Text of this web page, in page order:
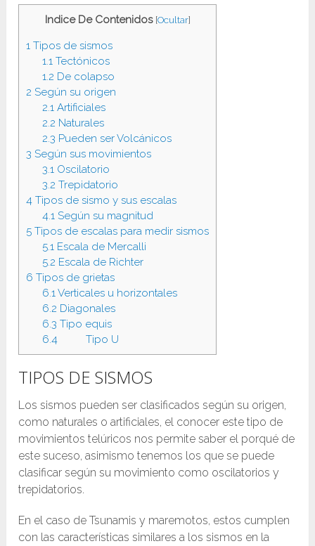
Indice De Contenidos [Ocultar]
1 Tipos de sismos
1.1Tectónicos
1.2 De colapso
2 Según su origen
2.1Artificiales
2.2 Naturales
2.3 Pueden ser Volcánicos
3 Según sus movimientos
3.1Oscilatorio
3.2 Trepidatorio
4 Tipos de sismo y sus escalas
4.1Según su magnitud
5 Tipos de escalas para medir sismos
5.1Escala de Mercalli
5.2 Escala de Richter
6 Tipos de grietas
6.1Verticales u horizontales
6.2 Diagonales
6.3 Tipo equis
6.4Tipo U
TIPOS DE SISMOS
Los sismos pueden ser clasificados según su origen,
como naturales o artificiales, el conocer este tipo de
movimientos telúricos nos permite saber el porqué de
este suceso, asimismo tenemos los que se puede
clasificar según su movimiento como oscilatorios y
trepidatorios.
En el caso de Tsunamis y maremotos, estos cumplen
con las características similares a los sismos en la